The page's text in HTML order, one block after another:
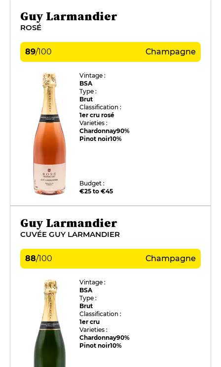
Guy Larmandier
ROSÉ
89/100 Champagne
Vintage :
BSA
Type :
Brut
Classification :
1er cru rosé
Varieties :
Chardonnay90%
Pinot noir10%
Budget :
€25 to €45
Guy Larmandier
CUVÉE GUY LARMANDIER
88/100 Champagne
Vintage :
BSA
Type :
Brut
Classification :
1er cru
Varieties :
Chardonnay90%
Pinot noir10%